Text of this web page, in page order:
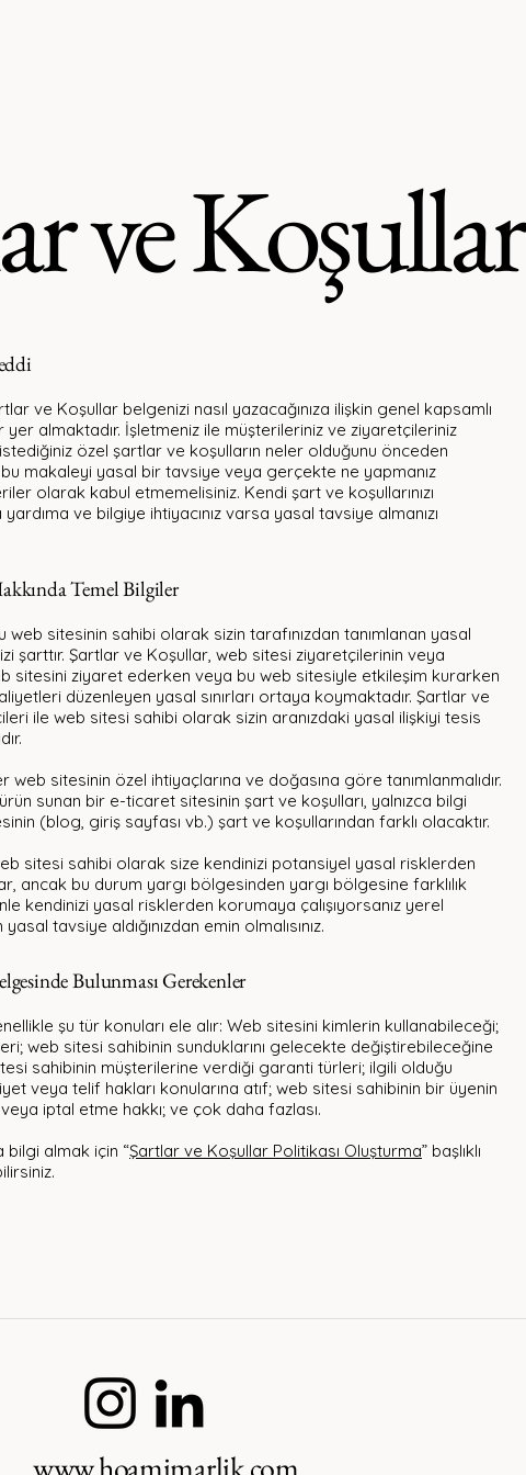
ve Koşullar
ve Koşullar belgenizi nasıl yazacağınıza ilişkin genel kapsamlı
yer almaktadır. İşletmeniz ile müşterileriniz ve ziyaretçileriniz
özel şartlar ve koşulların neler olduğunu önceden
makaleyi yasal bir tavsiye veya gerçekte ne yapmanız
olarak kabul etmemelisiniz. Kendi şart ve koşullarınızı
ve bilgiye ihtiyacınız varsa yasal tavsiye almanızı
Temel Bilgiler
web sitesinin sahibi olarak sizin tarafınızdan tanımlanan yasal
şarttır. Şartlar ve Koşullar, web sitesi ziyaretçilerinin veya
sitesini ziyaret ederken veya bu web sitesiyle etkileşim kurarken
düzenleyen yasal sınırları ortaya koymaktadır. Şartlar ve
ile web sitesi sahibi olarak sizin aranızdaki yasal ilişkiyi tesis
sitesinin özel ihtiyaçlarına ve doğasına göre tanımlanmalıdır.
sunan bir e-ticaret sitesinin şart ve koşulları, yalnızca bilgi
(blog, giriş sayfası vb.) şart ve koşullarından farklı olacaktır.
sitesi sahibi olarak size kendinizi potansiyel yasal risklerden
ancak bu durum yargı bölgesinden yargı bölgesine farklılık
kendinizi yasal risklerden korumaya çalışıyorsanız yerel
tavsiye aldığınızdan emin olmalısınız.
Bulunması Gerekenler
şu tür konuları ele alır: Web sitesini kimlerin kullanabileceği;
web sitesi sahibinin sunduklarını gelecekte değiştirebileceğine
sahibinin müşterilerine verdiği garanti türleri; ilgili olduğu
veya telif hakları konularına atıf; web sitesi sahibinin bir üyenin
veya iptal etme hakkı; ve çok daha fazlası.
bilgi almak için “Şartlar ve Koşullar Politikası Oluşturma” başlıklı